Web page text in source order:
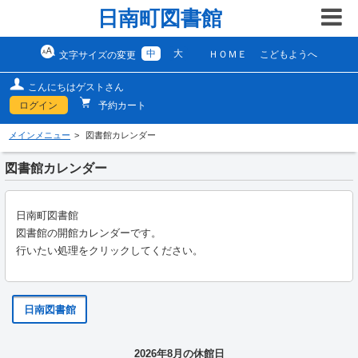
日南町図書館
文字サイズの変更 中 大 ＨＯＭＥ こどもようへ
こんにちはゲストさん
ログイン
予約カート
メインメニュー 図書館カレンダー
図書館カレンダー
日南町図書館
図書館の開館カレンダーです。
行いたい処理をクリックしてください。
日南図書館
2026年8月の休館日